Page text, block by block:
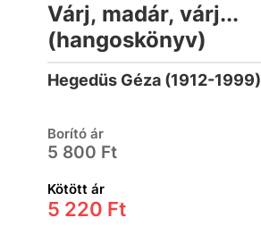
Várj, madár, várj...
(hangoskönyv)
Hegedüs Géza (1912-1999)
Borító ár
5 800 Ft
Kötött ár
5 220 Ft